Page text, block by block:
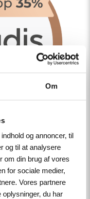
Om
og annoncer, til
og til at analysere
om din brug af vores
for sociale medier,
Vores partnere
du har